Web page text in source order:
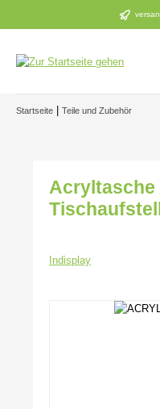
Zum Hauptinhalt springen
Startseite Teile und Zubehör
Acryltasche
Indisplay
Bildergalerie